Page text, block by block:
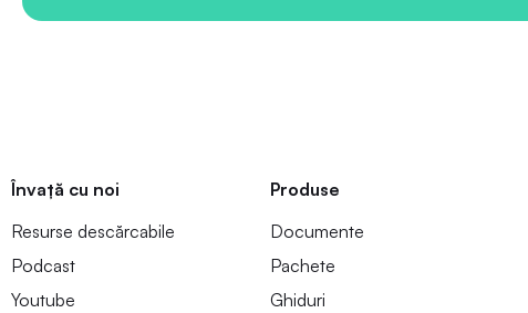
Învață cu noi
Resurse descărcabile
Podcast
Youtube
Produse
Documente
Pachete
Ghiduri